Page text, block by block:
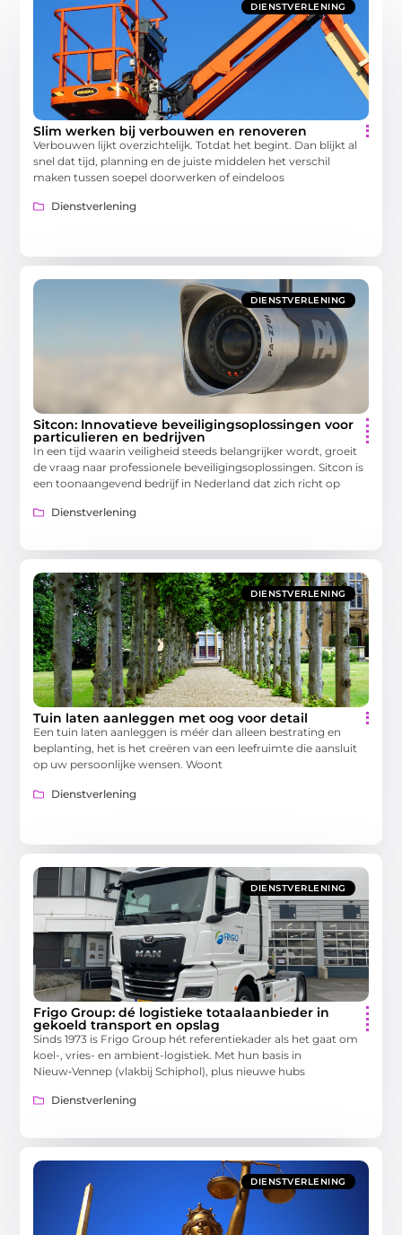
DIENSTVERLENING
Slim werken bij verbouwen en renoveren
Verbouwen lijkt overzichtelijk. Totdat het begint. Dan blijkt al
snel dat tijd, planning en de juiste middelen het verschil
maken tussen soepel doorwerken of eindeloos
Dienstverlening
DIENSTVERLENING
Sitcon: Innovatieve beveiligingsoplossingen voor
particulieren en bedrijven
In een tijd waarin veiligheid steeds belangrijker wordt, groeit
de vraag naar professionele beveiligingsoplossingen. Sitcon is
een toonaangevend bedrijf in Nederland dat zich richt op
Dienstverlening
DIENSTVERLENING
Tuin laten aanleggen met oog voor detail
Een tuin laten aanleggen is méér dan alleen bestrating en
beplanting, het is het creëren van een leefruimte die aansluit
op uw persoonlijke wensen. Woont
Dienstverlening
DIENSTVERLENING
Frigo Group: dé logistieke totaalaanbieder in
gekoeld transport en opslag
Sinds 1973 is Frigo Group hét referentiekader als het gaat om
koel-, vries- en ambient-logistiek. Met hun basis in
Nieuw‑Vennep (vlakbij Schiphol), plus nieuwe hubs
Dienstverlening
DIENSTVERLENING